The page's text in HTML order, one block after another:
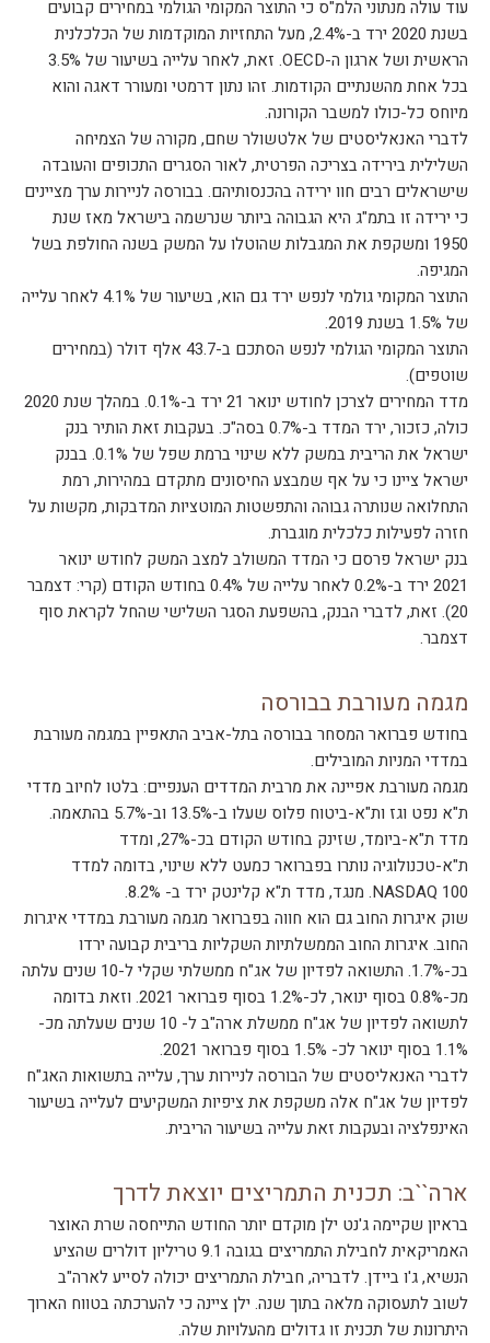
עוד עולה מנתוני הלמ"ס כי התוצר המקומי הגולמי במחירים קבועים
בשנת 2020 ירד ב-2.4%, מעל התחזיות המוקדמות של הכלכלנית
הראשית ושל ארגון ה-OECD. זאת, לאחר עלייה בשיעור של 3.5%
בכל אחת מהשנתיים הקודמות. זהו נתון דרמטי ומעורר דאגה והוא
מיוחס כל-כולו למשבר הקורונה.
לדברי האנאליסטים של אלטשולר שחם, מקורה של הצמיחה
השלילית בירידה בצריכה הפרטית, לאור הסגרים התכופים והעובדה
שישראלים רבים חוו ירידה בהכנסותיהם. בבורסה לניירות ערך מציינים
כי ירידה זו בתמ"ג היא הגבוהה ביותר שנרשמה בישראל מאז שנת
1950 ומשקפת את המגבלות שהוטלו על המשק בשנה החולפת בשל
המגיפה.
התוצר המקומי גולמי לנפש ירד גם הוא, בשיעור של 4.1% לאחר עלייה
של 1.5% בשנת 2019.
התוצר המקומי הגולמי לנפש הסתכם ב-43.7 אלף דולר (במחירים
שוטפים).
מדד המחירים לצרכן לחודש ינואר 21 ירד ב-0.1%. במהלך שנת 2020
כולה, כזכור, ירד המדד ב-0.7% בסה"כ. בעקבות זאת הותיר בנק
ישראל את הריבית במשק ללא שינוי ברמת שפל של 0.1%. בבנק
ישראל ציינו כי על אף שמבצע החיסונים מתקדם במהירות, רמת
התחלואה שנותרה גבוהה והתפשטות המוטציות המדבקות, מקשות על
חזרה לפעילות כלכלית מוגברת.
בנק ישראל פרסם כי המדד המשולב למצב המשק לחודש ינואר
2021 ירד ב-0.2% לאחר עלייה של 0.4% בחודש הקודם (קרי: דצמבר
20). זאת, לדברי הבנק, בהשפעת הסגר השלישי שהחל לקראת סוף
דצמבר.
מגמה מעורבת בבורסה
בחודש פברואר המסחר בבורסה בתל-אביב התאפיין במגמה מעורבת
במדדי המניות המובילים.
מגמה מעורבת אפיינה את מרבית המדדים הענפיים: בלטו לחיוב מדדי
ת"א נפט וגז ות"א-ביטוח פלוס שעלו ב-13.5% וב-5.7% בהתאמה.
מדד ת"א-ביומד, שזינק בחודש הקודם בכ-27%, ומדד
ת"א-טכנולוגיה נותרו בפברואר כמעט ללא שינוי, בדומה למדד
NASDAQ 100. מנגד, מדד ת"א קלינטק ירד ב- 8.2%.
שוק איגרות החוב גם הוא חווה בפברואר מגמה מעורבת במדדי איגרות
החוב. איגרות החוב הממשלתיות השקליות בריבית קבועה ירדו
בכ-1.7%. התשואה לפדיון של אג"ח ממשלתי שקלי ל-10 שנים עלתה
מכ-0.8% בסוף ינואר, לכ-1.2% בסוף פברואר 2021. וזאת בדומה
לתשואה לפדיון של אג"ח ממשלת ארה"ב ל- 10 שנים שעלתה מכ-
1.1% בסוף ינואר לכ- 1.5% בסוף פברואר 2021.
לדברי האנאליסטים של הבורסה לניירות ערך, עלייה בתשואות האג"ח
לפדיון של אג"ח אלה משקפת את ציפיות המשקיעים לעלייה בשיעור
האינפלציה ובעקבות זאת עלייה בשיעור הריבית.
ארה``ב: תכנית התמריצים יוצאת לדרך
בראיון שקיימה ג'נט ילן מוקדם יותר החודש התייחסה שרת האוצר
האמריקאית לחבילת התמריצים בגובה 9.1 טריליון דולרים שהציע
הנשיא, ג'ו ביידן. לדבריה, חבילת התמריצים יכולה לסייע לארה"ב
לשוב לתעסוקה מלאה בתוך שנה. ילן ציינה כי להערכתה בטווח הארוך
היתרונות של תכנית זו גדולים מהעלויות שלה.